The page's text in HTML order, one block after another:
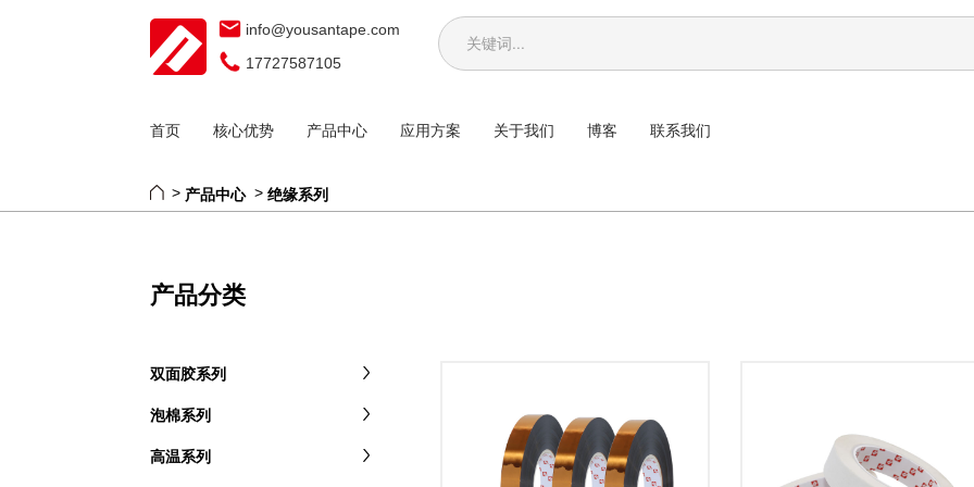
info@yousantape.com
17727587105
首页 核心优势 产品中心 应用方案 关于我们 博客 联系我们
> 产品中心 > 绝缘系列
产品分类
双面胶系列
泡棉系列
高温系列